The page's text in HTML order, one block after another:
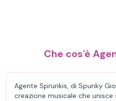
Che cos'è
Agente Sprunkis, di Spunky
creazione musicale che unisce